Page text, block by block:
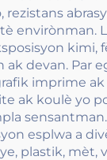
rezistans
envirònman.
kimi,
ak devan. Par
imprime
ak koulè yo
esplwa a
plastik, mèt,